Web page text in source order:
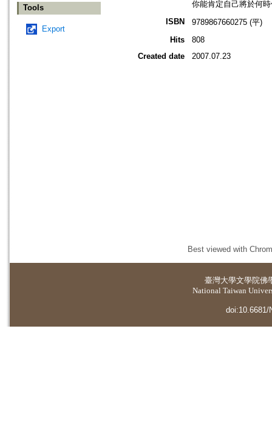
Tools
Export
你能肯定自己將於何
ISBN
9789867660275 (平)
Hits
808
Created date
2007.07.23
Best viewed with
臺灣大學文學院佛
National Taiwan
doi:10.6681/